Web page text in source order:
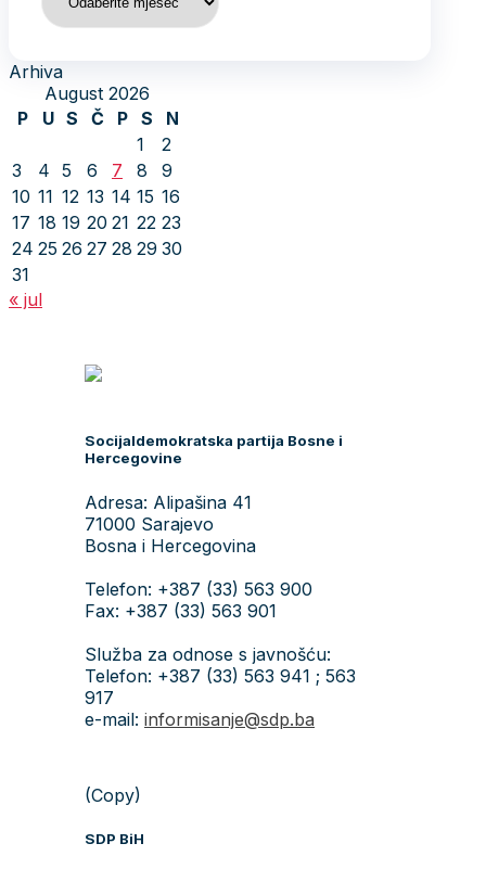
Arhiva
August 2026
P
U S Č P S
N
1
2
3
4 5 6 7 8
9
10 11 12 13 14 15 16
17 18 19 20 21 22 23
24 25 26 27 28 29 30
31
« jul
Socijaldemokratska partija Bosne i
Hercegovine
Adresa: Alipašina 41
71000 Sarajevo
Bosna i Hercegovina
Telefon: +387 (33) 563 900
Fax: +387 (33) 563 901
Služba za odnose s javnošću:
Telefon: +387 (33) 563 941 ; 563
917
e-mail: informisanje@sdp.ba
(Copy)
SDP BiH